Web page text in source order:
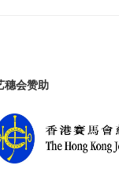
穗会赞助